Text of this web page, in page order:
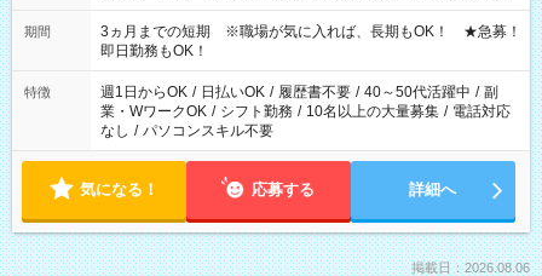
働く時間は調整できます！ お気軽に担当へ相談ください！
期間
3ヵ月までの短期 ※職場が気に入れば、長期もOK！ ★急募！
即日勤務もOK！
特徴 週1日からOK / 日払いOK / 履歴書不要 / 40～50代活躍中 / 副
業・WワークOK / シフト勤務 / 10名以上の大量募集 / 電話対応
なし / パソコンスキル不要
気になる！ 応募する 詳細へ
掲載日：2026.08.06